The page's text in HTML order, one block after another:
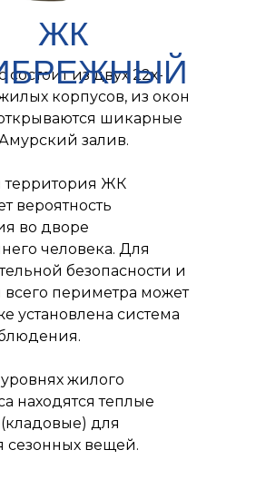
состоит из двух 22х-
корпусов, из окон
шикарные
залив.
территория ЖК
вероятность
во дворе
человека. Для
безопасности и
всего периметра может
установлена система
уровнях жилого
находятся теплые
для
сезонных вещей.
ЖК